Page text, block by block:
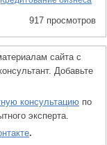
917 просмотров
сайта с
Добавьте
консультацию по
эксперта.
.